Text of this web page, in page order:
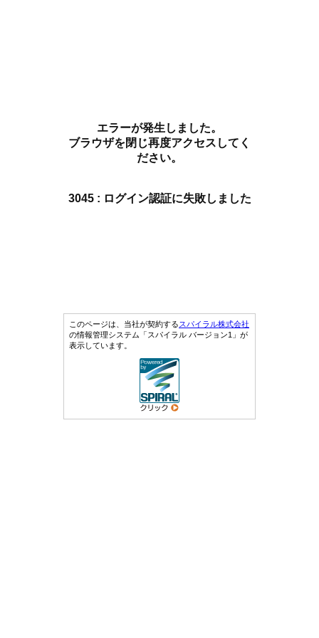
エラーが発生しました。
ブラウザを閉じ再度アクセスしてく
ださい。
3045 : ログイン認証に失敗しました
このページは、当社が契約するスパイラル株式会社
の情報管理システム「スパイラル バージョン1」が
表示しています。